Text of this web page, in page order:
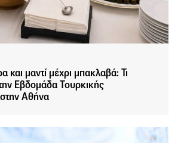
μαντί μέχρι μπακλαβά: Τι
Εβδομάδα Τουρκικής
Αθήνα